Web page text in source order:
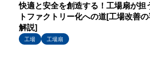
快適と安全を創造する！工場扇が担
トファクトリー化への道[工場改善
解説]
工場
工場扇